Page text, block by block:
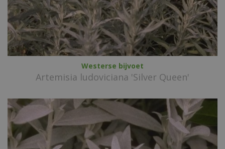
Westerse bijvoet
Artemisia ludoviciana 'Silver Queen'